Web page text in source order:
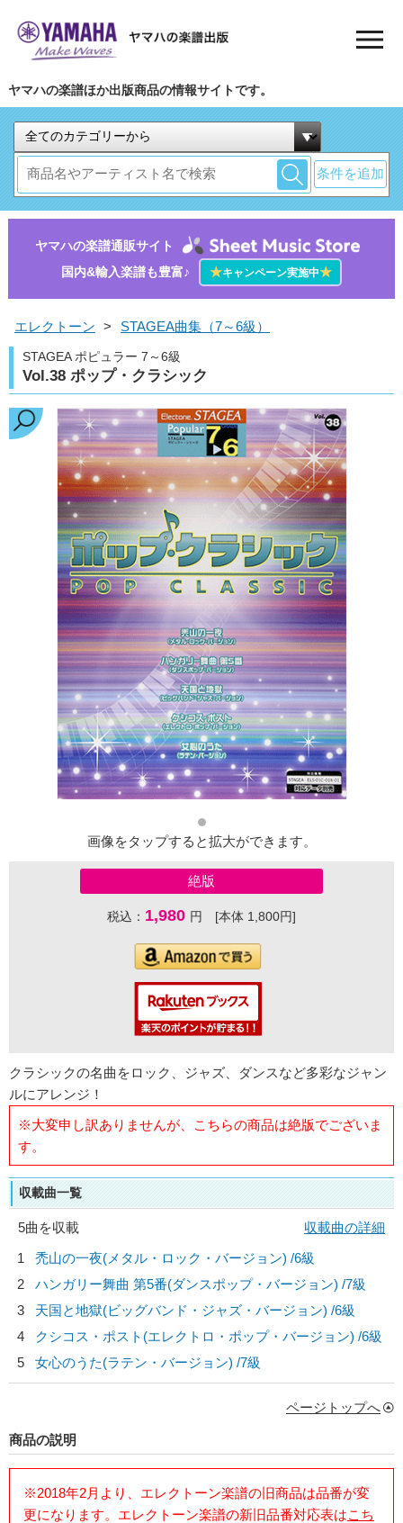
ヤマハの楽譜ほか出版商品の情報サイトです。
条件を追加
ヤマハの楽譜通販サイト
国内&輸入楽譜も豊富♪
★キャンペーン実施中★
エレクトーン > STAGEA曲集（7～6級）
STAGEA ポピュラー 7～6級
Vol.38 ポップ・クラシック
画像をタップすると拡大ができます。
絶版
税込： 1,980 円 [本体 1,800円]
クラシックの名曲をロック、ジャズ、ダンスなど多彩なジャン
ルにアレンジ！
※大変申し訳ありませんが、こちらの商品は絶版でございま
す。
収載曲一覧
5曲を収載
収載曲の詳細
1
禿山の一夜(メタル・ロック・バージョン) /6級
2
ハンガリー舞曲 第5番(ダンスポップ・バージョン) /7級
3
天国と地獄(ビッグバンド・ジャズ・バージョン) /6級
4
クシコス・ポスト(エレクトロ・ポップ・バージョン) /6級
5
女心のうた(ラテン・バージョン) /7級
ページトップへ
商品の説明
※2018年2月より、エレクトーン楽譜の旧商品は品番が変
更になります。エレクトーン楽譜の新旧品番対応表はこち